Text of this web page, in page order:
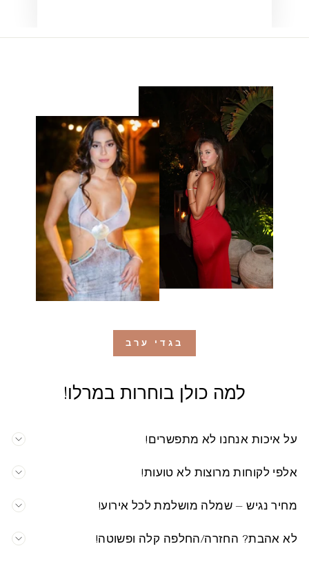
בגדי ערב
למה כולן בוחרות במרלו!
על איכות אנחנו לא מתפשרים!
אלפי לקוחות מרוצות לא טועות!
מחיר נגיש – שמלה מושלמת לכל אירוע!
לא אהבת? החזרה/החלפה קלה ופשוטה!